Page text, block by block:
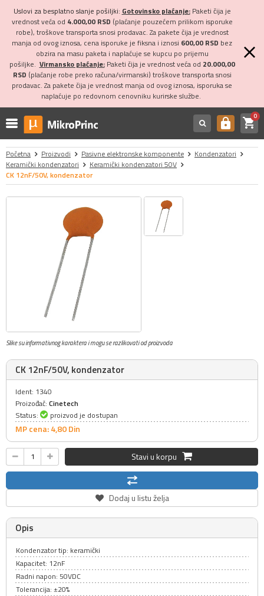
Uslovi za besplatno slanje pošiljki: Gotovinsko plaćanje:Paketi čija je
vrednost veća od 4.000,00 RSD (plaćanje pouzećem prilikom isporuke
robe), troškove transporta snosi prodavac. Za pakete čija je vrednost
manja od ovog iznosa, cena isporuke je fiksna i iznosi 600,00 RSD bez
obzira na masu paketa i naplaćuje se kupcu po prijemu
pošiljke. Virmansko plaćanje:Paketi čija je vrednost veća od 20.000,00
RSD (plaćanje robe preko računa/virmanski) troškove transporta snosi
prodavac. Za pakete čija je vrednost manja od ovog iznosa, isporuka se
naplaćuje po redovnom cenovniku kurirske službe.
https shopping_cart0
Početna Proizvodi Pasivne elektronske komponente
Kondenzatori
Keramički kondenzatori
Keramički kondenzatori 50V
CK 12nF/50V, kondenzator
Slike su informativnog karaktera i mogu se razlikovati od proizvoda
CK 12nF/50V, kondenzator
Ident: 1340
Proizođač: Cinetech
Status:
proizvod je dostupan
MP cena: 4,80Din
Stavi u korpu
Dodaj u listu želja
Opis
Kondenzator tip: keramički
Kapacitet: 12nF
Radni napon: 50VDC
Tolerancija: ±20%